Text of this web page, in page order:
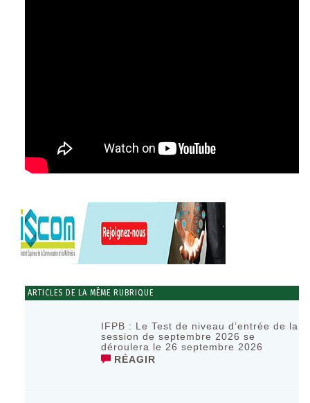
ARTICLES DE LA MÊME RUBRIQUE
IFPB : Le Test de niveau d’entrée de la
session de septembre 2026 se
déroulera le 26 septembre 2026
RÉAGIR